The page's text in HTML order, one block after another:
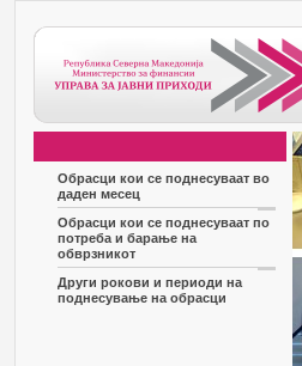
Обрасци кои се поднесуваат во
даден месец
Обрасци кои се поднесуваат по
потреба и барање на
обврзникот
Други рокови и периоди на
поднесување на обрасци